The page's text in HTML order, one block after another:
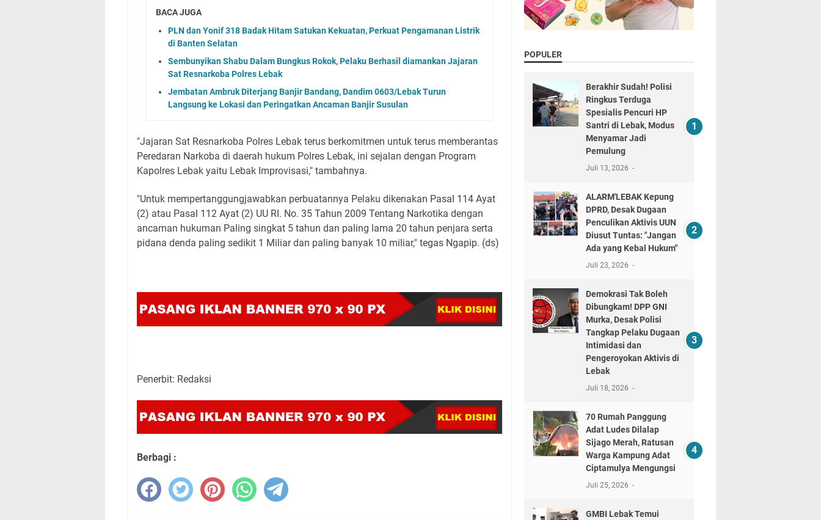
BACA JUGA
PLN dan Yonif 318 Badak Hitam Satukan Kekuatan, Perkuat Pengamanan Listrik
di Banten Selatan
Sembunyikan Shabu Dalam Bungkus Rokok, Pelaku Berhasil diamankan Jajaran
Sat Resnarkoba Polres Lebak
Jembatan Ambruk Diterjang Banjir Bandang, Dandim 0603/Lebak Turun
Langsung ke Lokasi dan Peringatkan Ancaman Banjir Susulan
"Jajaran Sat Resnarkoba Polres Lebak terus berkomitmen untuk terus memberantas
Peredaran Narkoba di daerah hukum Polres Lebak, ini sejalan dengan Program
Kapolres Lebak yaitu Lebak Improvisasi," tambahnya.
"Untuk mempertanggungjawabkan perbuatannya Pelaku dikenakan Pasal 114 Ayat
(2) atau Pasal 112 Ayat (2) UU RI. No. 35 Tahun 2009 Tentang Narkotika dengan
ancaman hukuman Paling singkat 5 tahun dan paling lama 20 tahun penjara serta
pidana denda paling sedikit 1 Miliar dan paling banyak 10 miliar," tegas Ngapip. (ds)
Penerbit: Redaksi
Berbagi :
POPULER
Berakhir Sudah! Polisi
Ringkus Terduga
Spesialis Pencuri HP
Santri di Lebak, Modus
Menyamar Jadi
Pemulung
Juli 13, 2026
ALARM'LEBAK Kepung
DPRD, Desak Dugaan
Penculikan Aktivis UUN
Diusut Tuntas: "Jangan
Ada yang Kebal Hukum"
Juli 23, 2026
Demokrasi Tak Boleh
Dibungkam! DPP GNI
Murka, Desak Polisi
Tangkap Pelaku Dugaan
Intimidasi dan
Pengeroyokan Aktivis di
Lebak
Juli 18, 2026
70 Rumah Panggung
Adat Ludes Dilalap
Sijago Merah, Ratusan
Warga Kampung Adat
Ciptamulya Mengungsi
Juli 25, 2026
GMBI Lebak Temui